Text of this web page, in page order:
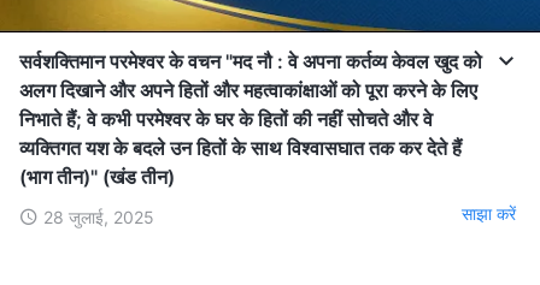
सर्वशक्तिमान परमेश्वर के वचन "मद नौ : वे अपना कर्तव्य केवल खुद को
अलग दिखाने और अपने हितों और महत्वाकांक्षाओं को पूरा करने के लिए
निभाते हैं; वे कभी परमेश्वर के घर के हितों की नहीं सोचते और वे
व्यक्तिगत यश के बदले उन हितों के साथ विश्वासघात तक कर देते हैं
(भाग तीन)" (खंड तीन)
28 जुलाई, 2025 साझा करें